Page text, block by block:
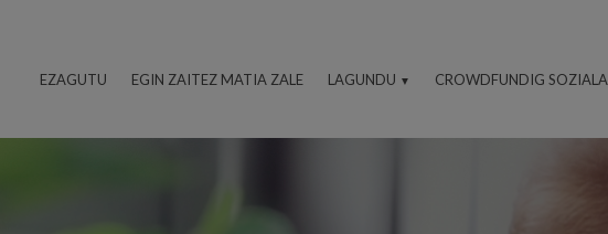
EZAGUTU EGIN ZAITEZ MATIA ZALE LAGUNDU CROWDFUNDIG SOZIALA